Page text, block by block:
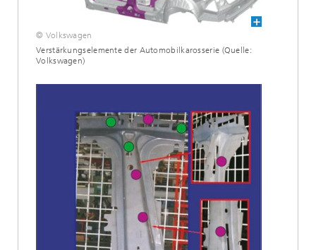
© Volkswagen
Verstärkungselemente der Automobilkarosserie (Quelle:
Volkswagen)